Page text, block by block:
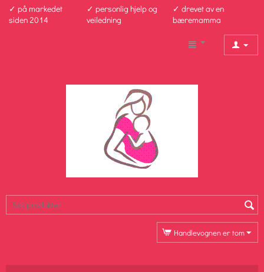
✓ på markedet
siden 2014
✓ personlig hjelp og
veiledning
✓ drevet av en
bæremamma
Handlevognen er tom